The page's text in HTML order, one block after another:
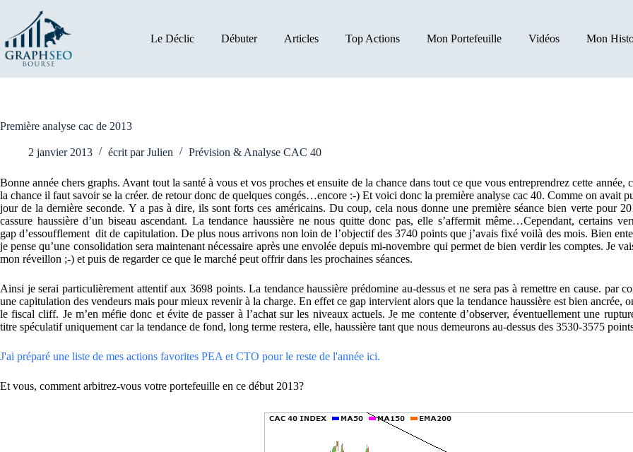
contenu
Le Déclic Débuter Articles Top Actions Mon Portefeuille Vidéos Mon
Première analyse cac de 2013
2 janvier 2013 écrit par Julien Prévision & Analyse CAC 40
Bonne année chers graphs. Avant tout la santé à vous et vos proches et ensuite de la chance dans tout ce que vous entreprendrez cette
la chance il faut savoir se la créer. de retour donc de quelques congés…encore :-) Et voici donc la première analyse cac 40. Comme on avait
jour de la dernière seconde. Y a pas à dire, ils sont forts ces américains. Du coup, cela nous donne une première séance bien verte pour
cassure haussière d’un biseau ascendant. La tendance haussière ne nous quitte donc pas, elle s’affermit même…Cependant, certains
gap d’essoufflement dit de capitulation. De plus nous arrivons non loin de l’objectif des 3740 points que j’avais fixé voilà des mois. Bien
je pense qu’une consolidation sera maintenant nécessaire après une envolée depuis mi-novembre qui permet de bien verdir les comptes. Je
mon réveillon ;-) et puis de regarder ce que le marché peut offrir dans les prochaines séances.
Ainsi je serai particulièrement attentif aux 3698 points. La tendance haussière prédomine au-dessus et ne sera pas à remettre en cause. par
une capitulation des vendeurs mais pour mieux revenir à la charge. En effet ce gap intervient alors que la tendance haussière est bien ancrée,
le fiscal cliff. Je m’en méfie donc et évite de passer à l’achat sur les niveaux actuels. Je me contente d’observer, éventuellement une
titre spéculatif uniquement car la tendance de fond, long terme restera, elle, haussière tant que nous demeurons au-dessus des 3530-3575
J'ai préparé une liste de mes actions favorites PEA et CTO pour le reste de l'année ici.
Et vous, comment arbitrez-vous votre portefeuille en ce début 2013?